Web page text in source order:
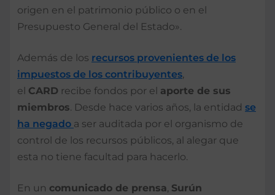
origen en el patrimonio público o en el
Presupuesto General del Estado».
Además de los recursos provenientes de los
impuestos de los contribuyentes
el CARD recibe fondos por el aporte de sus
miembros . Desde hace varios años, la entidad se
ha negado a ser auditada por el organismo de
control de los recursos públicos, al alegar que
esta no tiene facultad para hacerlo.
En un comunicado de prensa Surún